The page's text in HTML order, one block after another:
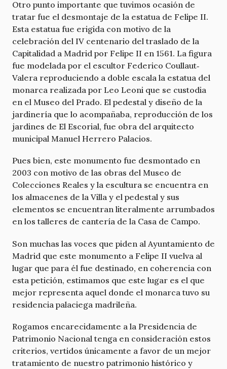
Otro punto importante que tuvimos ocasión de
tratar fue el desmontaje de la estatua de Felipe II.
Esta estatua fue erigida con motivo de la
celebración del IV centenario del traslado de la
Capitalidad a Madrid por Felipe II en 1561. La figura
fue modelada por el escultor Federico Coullaut‐
Valera reproduciendo a doble escala la estatua del
monarca realizada por Leo Leoni que se custodia
en el Museo del Prado. El pedestal y diseño de la
jardinería que lo acompañaba, reproducción de los
jardines de El Escorial, fue obra del arquitecto
municipal Manuel Herrero Palacios.
Pues bien, este monumento fue desmontado en
2003 con motivo de las obras del Museo de
Colecciones Reales y la escultura se encuentra en
los almacenes de la Villa y el pedestal y sus
elementos se encuentran literalmente arrumbados
en los talleres de cantería de la Casa de Campo.
Son muchas las voces que piden al Ayuntamiento de
Madrid que este monumento a Felipe II vuelva al
lugar que para él fue destinado, en coherencia con
esta petición, estimamos que este lugar es el que
mejor representa aquel donde el monarca tuvo su
residencia palaciega madrileña.
Rogamos encarecidamente a la Presidencia de
Patrimonio Nacional tenga en consideración estos
criterios, vertidos únicamente a favor de un mejor
tratamiento de nuestro patrimonio histórico y